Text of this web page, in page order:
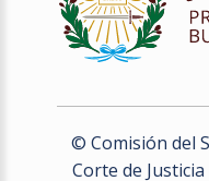
© Comisión del
Corte de